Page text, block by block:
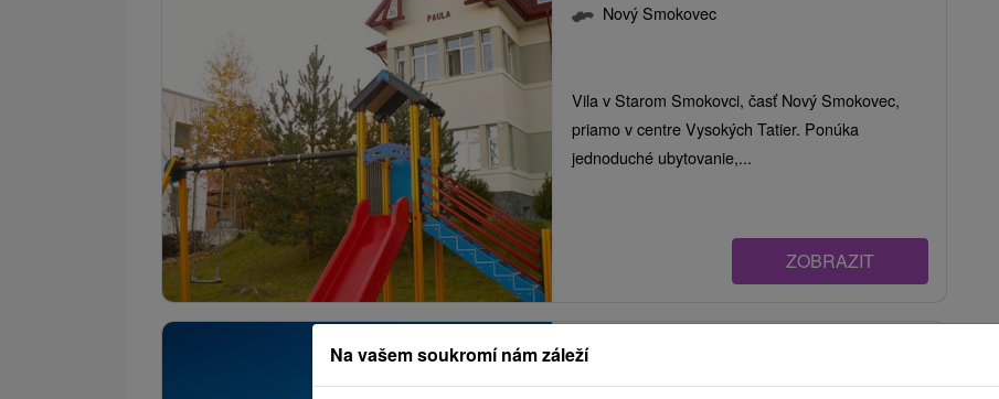
Nový Smokovec
Vila v Starom Smokovci, časť Nový Smokovec,
priamo v centre Vysokých Tatier. Ponúka
jednoduché ubytovanie,...
ZOBRAZIT
Villa Gerlach Vysoké Tatry
Nový Smokovec
Na vašem soukromí nám záleží